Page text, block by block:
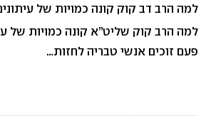
למה הרב דב קוק קונה כמויות של
למה הרב קוק שליט”א קונה כמויות של
פעם זוכים אנשי טבריה לחזות…